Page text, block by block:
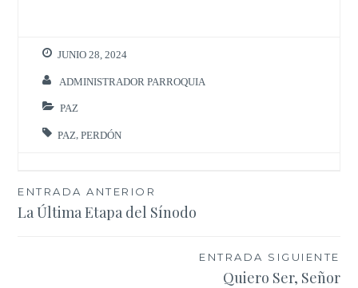
JUNIO 28, 2024
ADMINISTRADOR PARROQUIA
PAZ
PAZ ,PERDÓN
Navegación
de
ENTRADA ANTERIOR
La Última Etapa del Sínodo
ENTRADA SIGUIENTE
Quiero Ser, Señor